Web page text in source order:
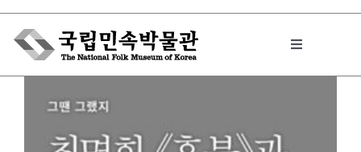
Skip
content
Toggle
박물관에서는